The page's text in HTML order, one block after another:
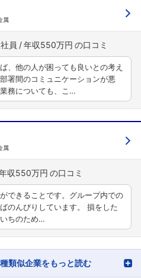
属
員 年収550万円
、他の人が困っても良いとの考え
署間のコミュニケーションが悪
務についても、こ…
属
収550万円
できることです。グループ内での
のんびりしています。 損をした
ちのため…
類似企業をもっと読む